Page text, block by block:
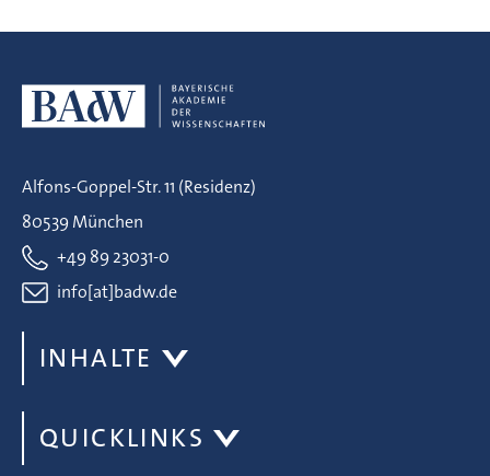
Alfons-Goppel-Str. 11 (Residenz)
80539 München
+49 89 23031-0
info[at]badw.de
INHALTE
QUICKLINKS